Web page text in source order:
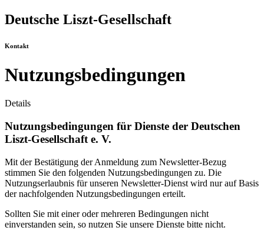
Deutsche Liszt-Gesellschaft
Kontakt
Nutzungsbedingungen
Details
Nutzungsbedingungen für Dienste der Deutschen
Liszt-Gesellschaft e. V.
Mit der Bestätigung der Anmeldung zum Newsletter-Bezug
stimmen Sie den folgenden Nutzungsbedingungen zu. Die
Nutzungserlaubnis für unseren Newsletter-Dienst wird nur auf Basis
der nachfolgenden Nutzungsbedingungen erteilt.
Sollten Sie mit einer oder mehreren Bedingungen nicht
einverstanden sein, so nutzen Sie unsere Dienste bitte nicht.